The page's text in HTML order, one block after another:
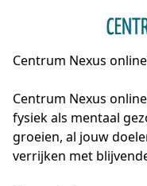
Centrum Nexus online
Centrum Nexus
fysiek als mentaal
groeien, al jouw
verrijken met